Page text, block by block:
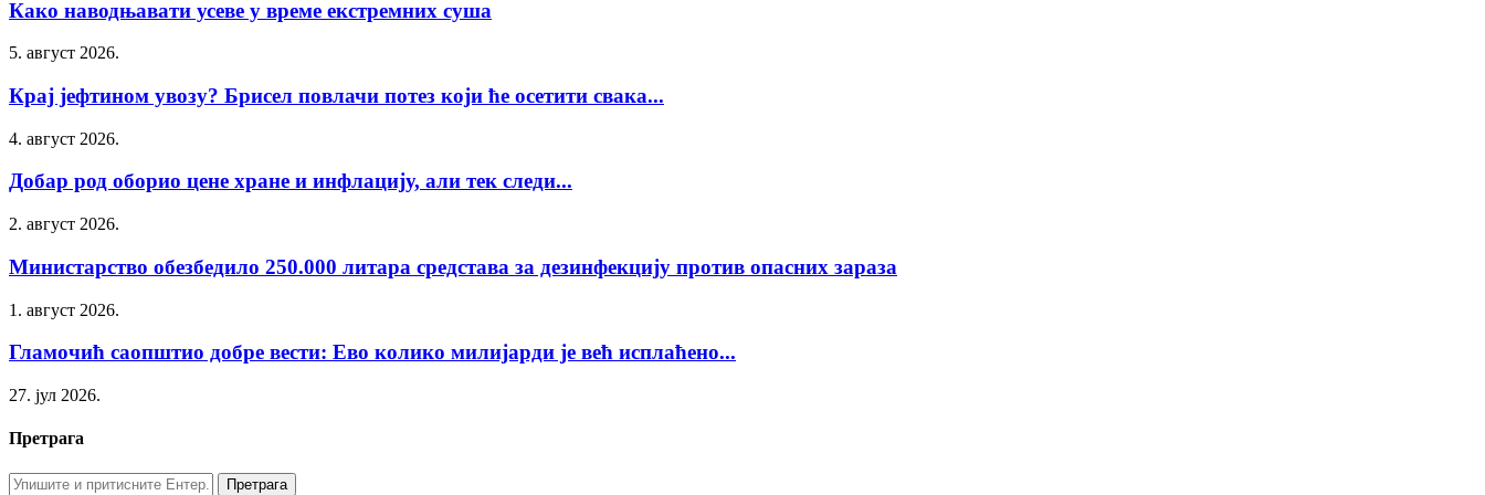
Како наводњавати усеве у време екстремних суша
5. август 2026.
Крај јефтином увозу? Брисел повлачи потез који ће осетити свака...
4. август 2026.
Добар род оборио цене хране и инфлацију, али тек следи...
2. август 2026.
Министарство обезбедило 250.000 литара средстава за дезинфекцију против опасних зараза
1. август 2026.
Гламочић саопштио добре вести: Ево колико милијарди је већ исплаћено...
27. јул 2026.
Претрага